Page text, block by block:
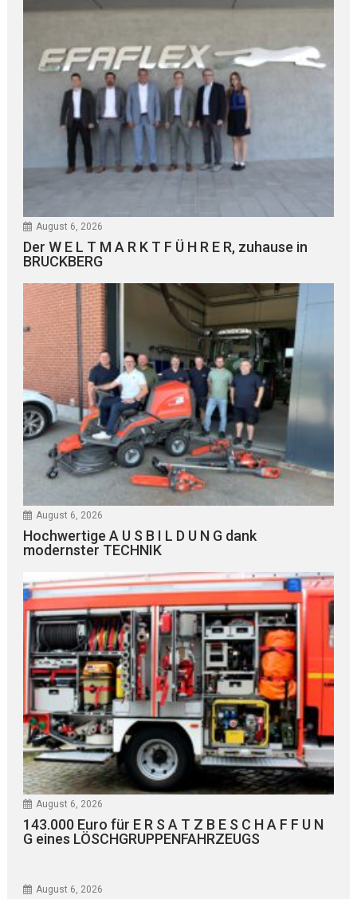
August 6, 2026
Der W E L T M A R K T F Ü H R E R, zuhause in
BRUCKBERG
August 6, 2026
Hochwertige A U S B I L D U N G dank
modernster TECHNIK
August 6, 2026
143.000 Euro für E R S A T Z B E S C H A F F U N
G eines LÖSCHGRUPPENFAHRZEUGS
August 6, 2026